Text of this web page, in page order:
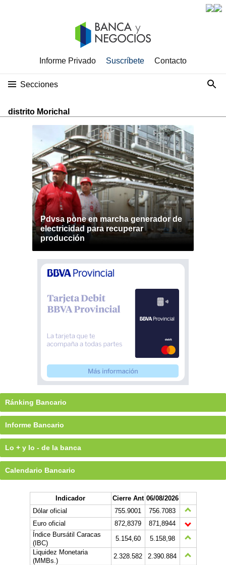
Informe Privado Suscríbete Contacto
Secciones
distrito Morichal
Pdvsa pone en marcha generador de
electricidad para recuperar
producción
Ránking Bancario
Informe Bancario
Lo + y lo - de la banca
Calendario Bancario
Indicador Cierre Ant 06/08/2026
Dólar oficial
755.9001
756.7083
Euro oficial
872,8379
871,8944
Índice Bursátil Caracas
(IBC)
5.154,60
5.158,98
Liquidez Monetaria
(MMBs.)
2.328.582
2.390.884